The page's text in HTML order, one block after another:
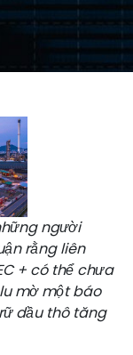
người
rằng liên
+ có thể chưa
mờ một báo
dầu thô tăng